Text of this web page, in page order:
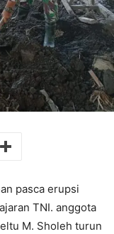
pasca erupsi
TNI. anggota
M. Sholeh turun